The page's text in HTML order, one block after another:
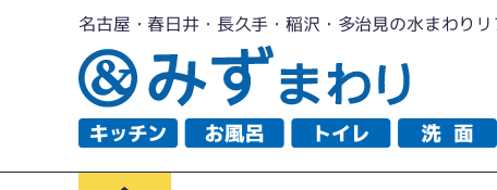
名古屋・春日井・長久手・稲沢・多治見の水まわり